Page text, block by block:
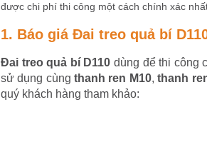
được chi phí thi công một cách chính xác
1. Báo giá Đai treo quả bí
Đai treo quả bí D110 dùng để thi công
sử dụng cùngthanh ren M10,thanh
quý khách hàng tham khảo: